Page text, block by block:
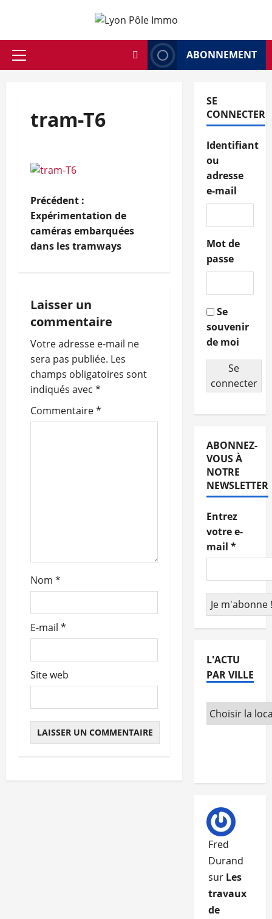
contenu
Menu
ABONNEMENT
tram-T6
N
a
v
g
a
t
i
o
t
i
c
l
e
Précédent :
Expérimentation de
caméras embarquées
dans les tramways
Laisser un
commentaire
Votre adresse e-mail ne
sera pas publiée. Les
champs obligatoires sont
indiqués avec *
Commentaire*
Nom *
E-mail *
Site web
SE
CONNECTER
Identifiant
ou
adresse
e-mail
Mot de
passe
Se
souvenir
de moi
Se
connecter
ABONNEZ-
VOUS À
NOTRE
NEWSLETTER
Entrez
votre e-
mail *
L'ACTU
PAR VILLE
Fred
Durand
sur Les
travaux
de